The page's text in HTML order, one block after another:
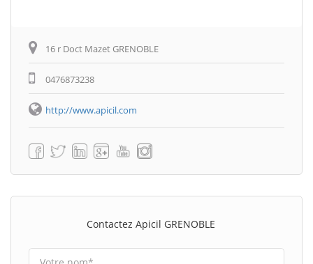
16 r Doct Mazet GRENOBLE
0476873238
http://www.apicil.com
Contactez Apicil GRENOBLE